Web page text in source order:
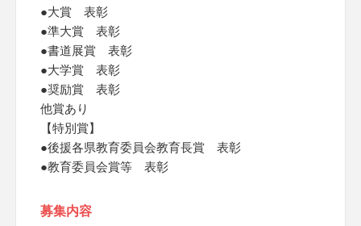
●大賞 表彰
●準大賞 表彰
●書道展賞 表彰
●大学賞 表彰
●奨励賞 表彰
他賞あり
【特別賞】
●後援各県教育委員会教育長賞 表彰
●教育委員会賞等 表彰
募集内容